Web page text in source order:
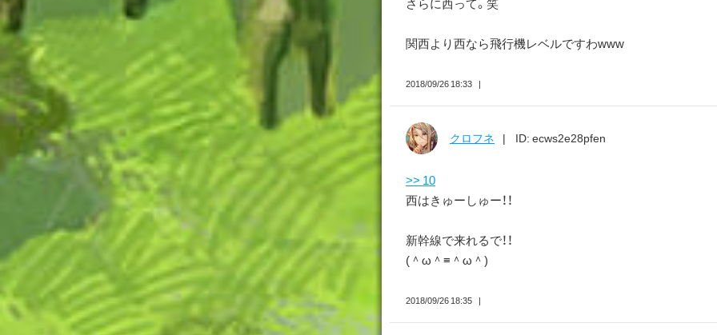
関西より西なら飛行機レベルですわwww
2018/09/26 18:33
クロフネ ID: ecws2e28pfen
>> 10
西はきゅーしゅー！！
新幹線で来れるで！！
(＾ω＾≡＾ω＾)
2018/09/26 18:35